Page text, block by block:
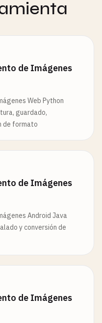
de Imágenes
Web Python
guardado,
de formato
de Imágenes
Android Java
y conversión de
de Imágenes